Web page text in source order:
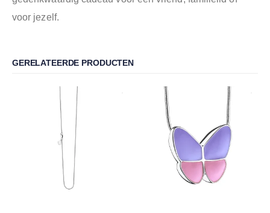
voor jezelf.
GERELATEERDE PRODUCTEN